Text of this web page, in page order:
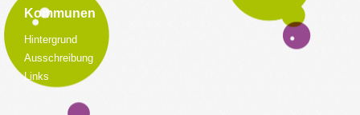
Kommunen
Hintergrund
Ausschreibung
Links